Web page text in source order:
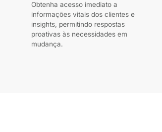
Obtenha acesso imediato a
informações vitais dos clientes e
insights, permitindo respostas
proativas às necessidades em
mudança.